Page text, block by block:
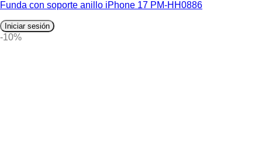
Funda con soporte anillo iPhone 17 PM-HH0886
Iniciar sesión
-10%